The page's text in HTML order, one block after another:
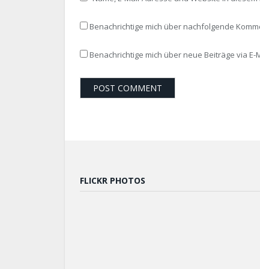
Benachrichtige mich über nachfolgende
Benachrichtige mich über neue Beiträge via E-
FLICKR PHOTOS